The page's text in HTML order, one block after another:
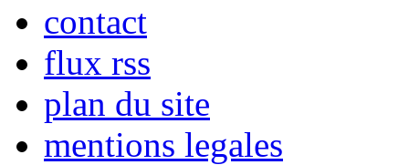
contact
flux rss
plan du site
mentions legales